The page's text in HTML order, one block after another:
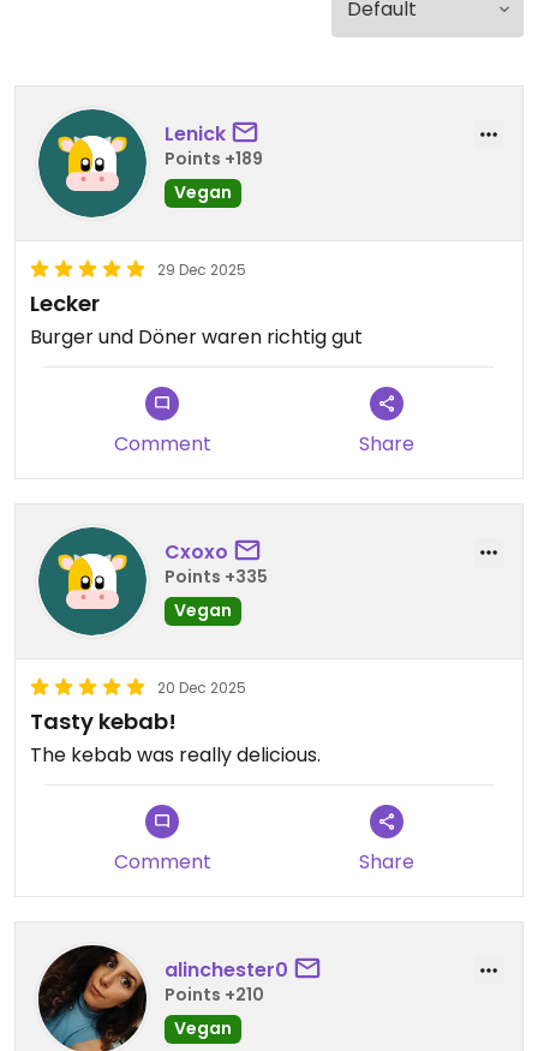
Lenick
Points +189
Vegan
29 Dec 2025
Lecker
Burger und Döner waren richtig gut
Comment Share
Cxoxo
Points +335
Vegan
20 Dec 2025
Tasty kebab!
The kebab was really delicious.
Comment Share
alinchester0
Points +210
Vegan